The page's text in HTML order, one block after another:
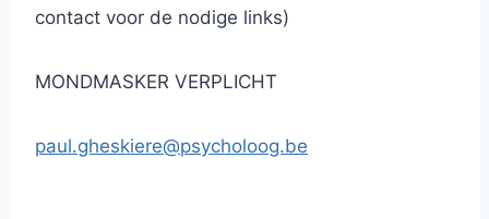
contact voor de nodige links)
MONDMASKER VERPLICHT
paul.gheskiere@psycholoog.be